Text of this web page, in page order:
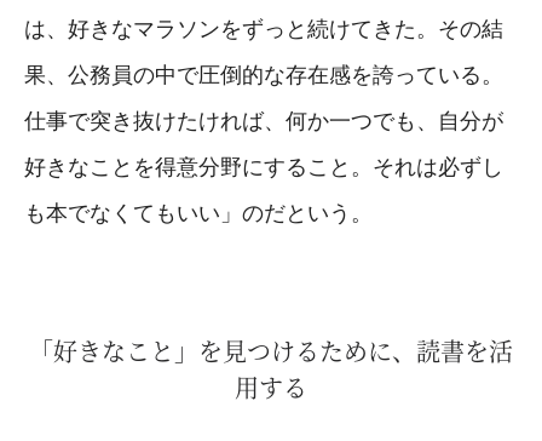
は、好きなマラソンをずっと続けてきた。その結
果、公務員の中で圧倒的な存在感を誇っている。
仕事で突き抜けたければ、何か一つでも、自分が
好きなことを得意分野にすること。それは必ずし
も本でなくてもいい」のだという。
「好きなこと」を見つけるために、読書を活
用する